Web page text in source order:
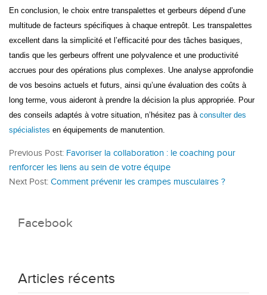
En conclusion, le choix entre transpalettes et gerbeurs dépend d’une
multitude de facteurs spécifiques à chaque entrepôt. Les transpalettes
excellent dans la simplicité et l’efficacité pour des tâches basiques,
tandis que les gerbeurs offrent une polyvalence et une productivité
accrues pour des opérations plus complexes. Une analyse approfondie
de vos besoins actuels et futurs, ainsi qu’une évaluation des coûts à
long terme, vous aideront à prendre la décision la plus appropriée. Pour
des conseils adaptés à votre situation, n’hésitez pas à consulter des
spécialistes en équipements de manutention.
Previous Post: Favoriser la collaboration : le coaching pour
renforcer les liens au sein de votre équipe
Next Post: Comment prévenir les crampes musculaires ?
Facebook
Articles récents